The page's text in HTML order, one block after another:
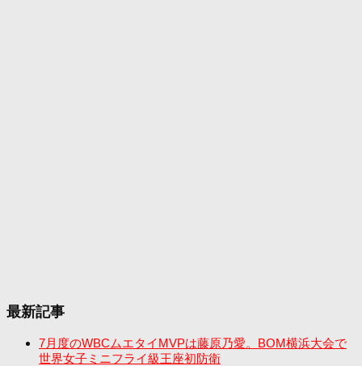
最新記事
7月度のWBCムエタイMVPは藤原乃愛。BOM横浜大会で
世界女子ミニフライ級王座初防衛